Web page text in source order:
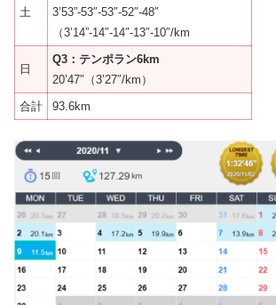
土
3’53”-53″-53″-52″-48″
（3’14”-14″-14″-13″-10″/km
日
Q3：テンポラン6km
20’47″（3’27″/km）
合計
93.6km